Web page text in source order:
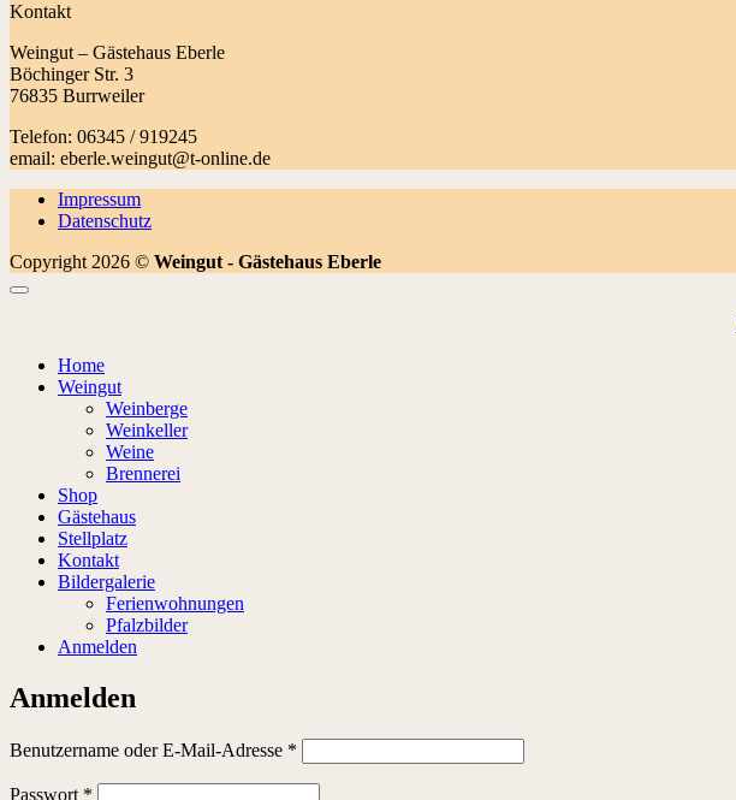
Kontakt
Weingut – Gästehaus Eberle
Böchinger Str. 3
76835 Burrweiler
Telefon: 06345 / 919245
email: eberle.weingut@t-online.de
Impressum
Datenschutz
Copyright 2026 © Weingut - Gästehaus Eberle
Home
Weingut
Weinberge
Weinkeller
Weine
Brennerei
Shop
Gästehaus
Stellplatz
Kontakt
Bildergalerie
Ferienwohnungen
Pfalzbilder
Anmelden
Anmelden
Benutzername oder E-Mail-Adresse *
Passwort *